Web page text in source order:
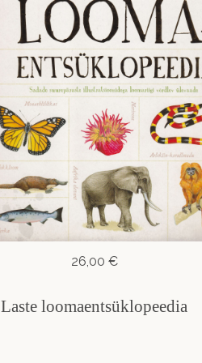
26,00 €
Laste loomaentsüklopeedia